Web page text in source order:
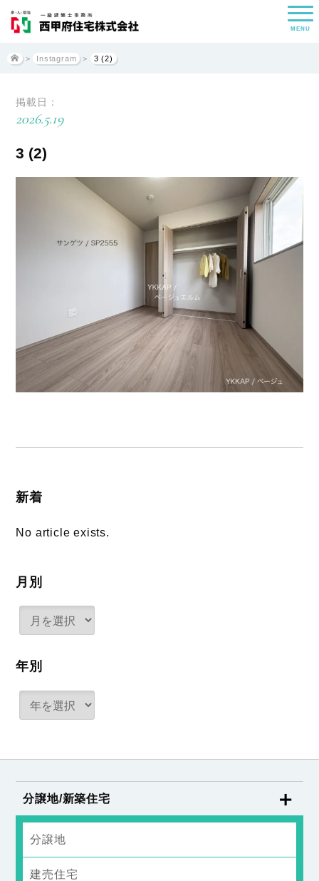
MENU
> Instagram > 3 (2)
掲載日：
2026.5.19
3 (2)
新着
No article exists.
月別
年別
分譲地/新築住宅
分譲地
建売住宅